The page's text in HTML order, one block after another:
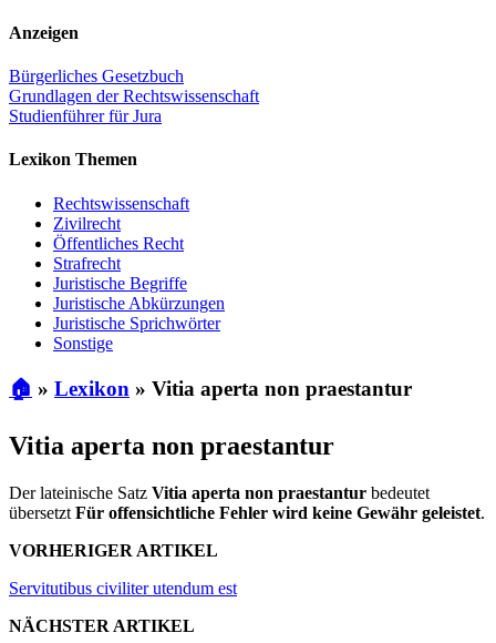
Anzeigen
Bürgerliches Gesetzbuch
Grundlagen der Rechtswissenschaft
Studienführer für Jura
Lexikon Themen
Rechtswissenschaft
Zivilrecht
Öffentliches Recht
Strafrecht
Juristische Begriffe
Juristische Abkürzungen
Juristische Sprichwörter
Sonstige
🏠 » Lexikon » Vitia aperta non praestantur
Vitia aperta non praestantur
Der lateinische Satz Vitia aperta non praestantur bedeutet
übersetzt Für offensichtliche Fehler wird keine Gewähr geleistet.
VORHERIGER ARTIKEL
Servitutibus civiliter utendum est
NÄCHSTER ARTIKEL